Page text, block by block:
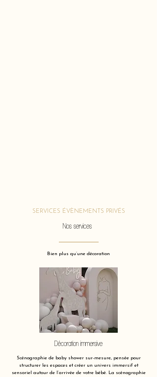
SERVICES ÉVÈNEMENTS PRIVÉS
Nos services
Bien plus qu’une décoration
Décoration immersive
Scénographie de baby shower sur-mesure, pensée pour
structurer les espaces et créer un univers immersif et
sensoriel autour de l’arrivée de votre bébé. La scénographie